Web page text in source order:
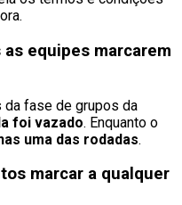
equipes marcarem
da fase de grupos da
foi vazado. Enquanto o
uma das rodadas.
marcar a qualquer